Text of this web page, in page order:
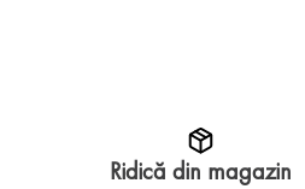
Ridică din magazin